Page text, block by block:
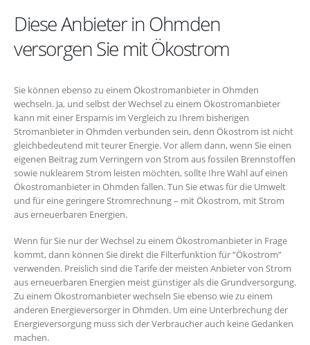
Diese Anbieter in Ohmden
versorgen Sie mit Ökostrom
Sie können ebenso zu einem Ökostromanbieter in Ohmden
wechseln. Ja, und selbst der Wechsel zu einem Ökostromanbieter
kann mit einer Ersparnis im Vergleich zu Ihrem bisherigen
Stromanbieter in Ohmden verbunden sein, denn Ökostrom ist nicht
gleichbedeutend mit teurer Energie. Vor allem dann, wenn Sie einen
eigenen Beitrag zum Verringern von Strom aus fossilen Brennstoffen
sowie nuklearem Strom leisten möchten, sollte Ihre Wahl auf einen
Ökostromanbieter in Ohmden fallen. Tun Sie etwas für die Umwelt
und für eine geringere Stromrechnung – mit Ökostrom, mit Strom
aus erneuerbaren Energien.
Wenn für Sie nur der Wechsel zu einem Ökostromanbieter in Frage
kommt, dann können Sie direkt die Filterfunktion für “Ökostrom”
verwenden. Preislich sind die Tarife der meisten Anbieter von Strom
aus erneuerbaren Energien meist günstiger als die Grundversorgung.
Zu einem Ökostromanbieter wechseln Sie ebenso wie zu einem
anderen Energieversorger in Ohmden. Um eine Unterbrechung der
Energieversorgung muss sich der Verbraucher auch keine Gedanken
machen.